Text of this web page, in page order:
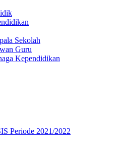
Sekolah
Guru
Kependidikan
Periode 2021/2022